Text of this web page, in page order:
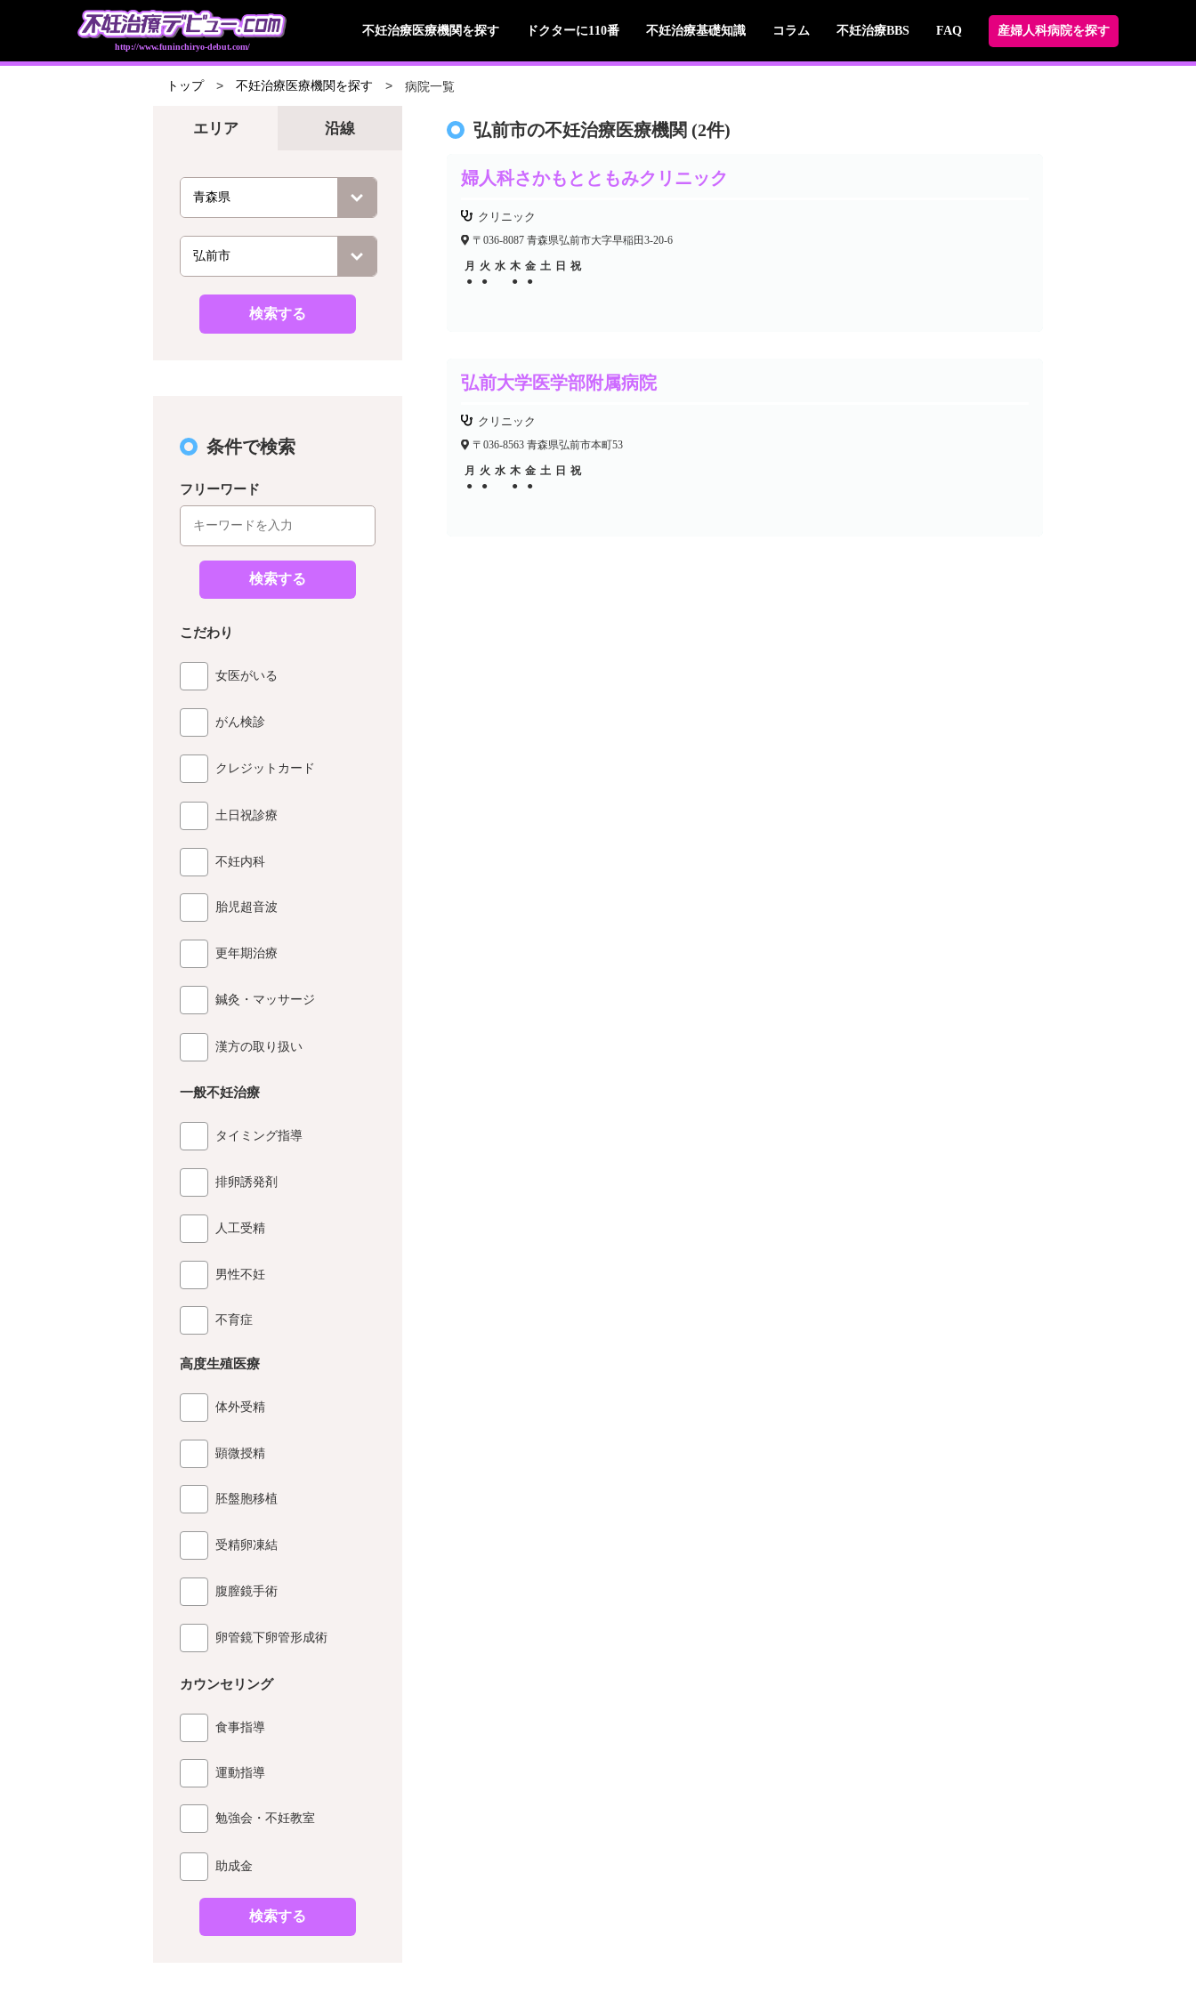
http://www.funinchiryo-debut.com/
不妊治療医療機関を探す ドクターに110番 不妊治療基礎知識 コラム 不妊治療BBS FAQ 産婦人科病院を探す
トップ 不妊治療医療機関を探す 病院一覧
エリア
検索する
沿線
条件で検索
フリーワード
検索する
こだわり
女医がいる
がん検診
クレジットカード
土日祝診療
不妊内科
胎児超音波
更年期治療
鍼灸・マッサージ
漢方の取り扱い
一般不妊治療
タイミング指導
排卵誘発剤
人工受精
男性不妊
不育症
高度生殖医療
体外受精
顕微授精
胚盤胞移植
受精卵凍結
腹膣鏡手術
卵管鏡下卵管形成術
カウンセリング
食事指導
運動指導
勉強会・不妊教室
助成金
検索する
弘前市の不妊治療医療機関 (2件)
婦人科さかもとともみクリニック
クリニック
〒036-8087 青森県弘前市大字早稲田3-20-6
月 火 水 木 金 土 日 祝
●
● ● ●
弘前大学医学部附属病院
クリニック
〒036-8563 青森県弘前市本町53
月 火 水 木 金 土 日 祝
●
● ● ●